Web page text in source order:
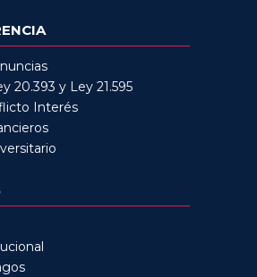
20.393 y Ley 21.595
Interés